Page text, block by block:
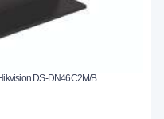
DS-DN46C2M/B